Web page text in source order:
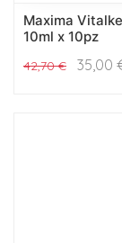
Maxima
10ml x 10pz
42,70€ 35,00